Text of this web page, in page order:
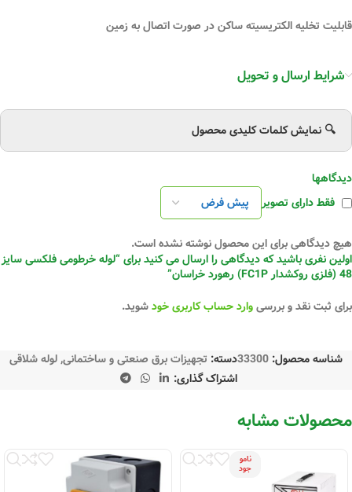
قابلیت تخلیه الکتریسیته ساکندر صورت اتصال به زمین
شرایط ارسال و تحویل
🔍 نمایش کلمات کلیدی محصول
دیدگاهها
فقط دارای تصویر
هیچ دیدگاهی برای این محصول نوشته نشده است.
اولین نفری باشید که دیدگاهی را ارسال می کنید برای “لوله خرطومی فلکسی سایز
48 (فلزی روکشدار FC1P) رهورد خراسان”
برای ثبت نقد و بررسیوارد حساب کاربری خودشوید.
شناسه محصول: 33300دسته: تجهیزات برق صنعتی و ساختمانی,لوله شلاقی
اشتراک گذاری:
محصولات مشابه
نامو
جود